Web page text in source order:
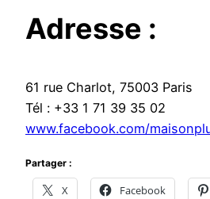
Adresse :
61 rue Charlot, 75003 Paris
Tél : +33 1 71 39 35 02
www.facebook.com/
Partager :
X Facebook